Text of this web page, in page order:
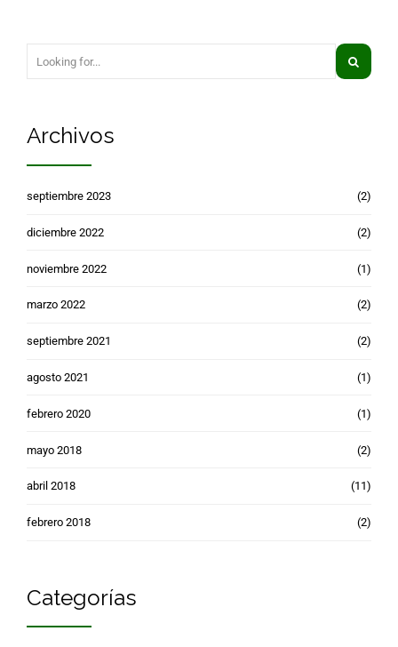
Archivos
septiembre 2023 (2)
diciembre 2022 (2)
noviembre 2022 (1)
marzo 2022 (2)
septiembre 2021 (2)
agosto 2021 (1)
febrero 2020 (1)
mayo 2018 (2)
abril 2018 (11)
febrero 2018 (2)
Categorías